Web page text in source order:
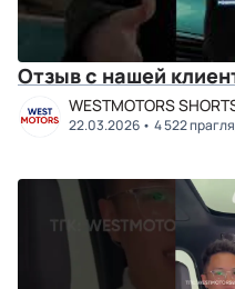
Отзыв с нашей
WESTMOTORS
22.03.2026 4 522